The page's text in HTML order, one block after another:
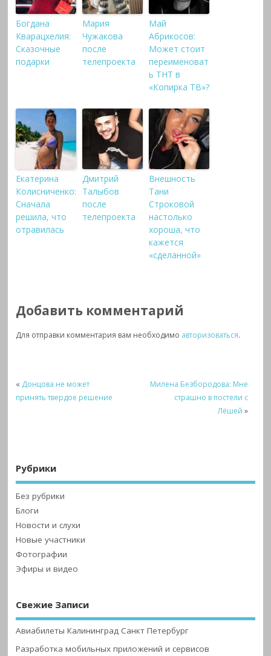
Богдана
Кварацхелия:
Сказочные
подарки
Мария
Чужакова
после
телепроекта
Май
Абрикосов:
Может стоит
переименоват
ь ТНТ в
«Копирка ТВ»?
Екатерина
Колисниченко:
Сначала
решила, что
отравилась
Дмитрий
Талыбов
после
телепроекта
Внешность
Тани
Строковой
настолько
хороша, что
кажется
«сделанной»
Добавить комментарий
Для отправки комментария вам необходимо авторизоваться.
« Донцова не может
принять твердое решение
Милена Безбородова: Мне
страшно в постели с
Лёшей »
Рубрики
Без рубрики
Блоги
Новости и слухи
Новые участники
Фотографии
Эфиры и видео
Свежие Записи
Авиабилеты Калининград Санкт Петербург
Разработка мобильных приложений и сервисов